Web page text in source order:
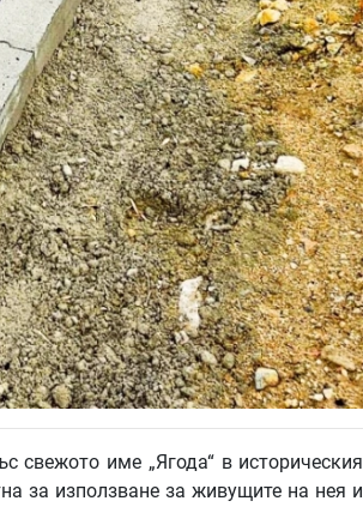
свежото име „Ягода“ в историческия
за използване за живущите на нея и